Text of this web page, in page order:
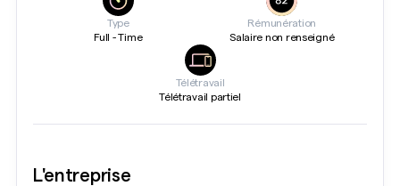
Type
Full - Time
Rémunération
Salaire non renseigné
Télétravail
Télétravail partiel
L'entreprise